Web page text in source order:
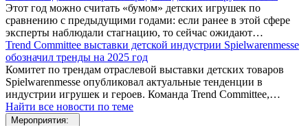
Этот год можно считать «бумом» детских игрушек по
сравнению с предыдущими годами: если ранее в этой сфере
эксперты наблюдали стагнацию, то сейчас ожидают…
Trend Committee выставки детской индустрии Spielwarenmesse
обозначил тренды на 2025 год
Комитет по трендам отраслевой выставки детских товаров
Spielwarenmesse опубликовал актуальные тенденции в
индустрии игрушек и героев. Команда Trend Committee,…
Найти все новости по теме
Мероприятия: